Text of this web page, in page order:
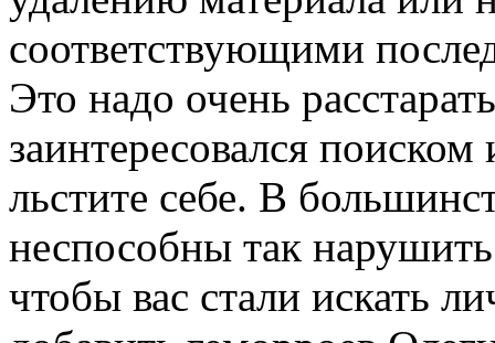
соответствующими
Это надо очень
заинтересовался
льстите себе. В
неспособны так
чтобы вас стали искать